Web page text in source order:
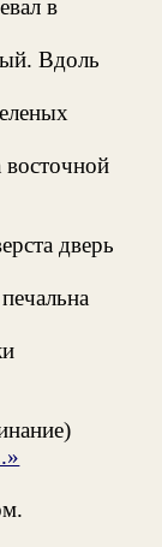
в
Вдоль
дверь